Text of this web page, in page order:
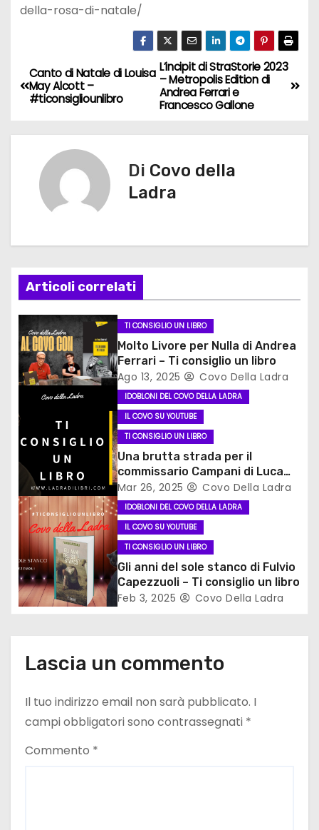
della-rosa-di-natale/
N
a
v
z
o
n
e
r
t
i
c
o
l
i
L’incipit di StraStorie 2023
– Metropolis Edition di
Andrea Ferrari e
Francesco Gallone
Canto di Natale di Louisa
May Alcott –
#ticonsigliounlibro
Di Covo della
Ladra
Articoli correlati
TI CONSIGLIO UN LIBRO
Molto Livore per Nulla di Andrea
Ferrari – Ti consiglio un libro
Ago 13, 2025 Covo Della Ladra
IDOBLONI DEL COVO DELLA LADRA
IL COVO SU YOUTUBE
TI CONSIGLIO UN LIBRO
Una brutta strada per il
commissario Campani di Luca
Ongaro #ticonsigliounlibro
Mar 26, 2025 Covo Della Ladra
IDOBLONI DEL COVO DELLA LADRA
IL COVO SU YOUTUBE
TI CONSIGLIO UN LIBRO
Gli anni del sole stanco di Fulvio
Capezzuoli – Ti consiglio un libro
Feb 3, 2025 Covo Della Ladra
Lascia un commento
Il tuo indirizzo email non sarà pubblicato. I
campi obbligatori sono contrassegnati *
Commento *